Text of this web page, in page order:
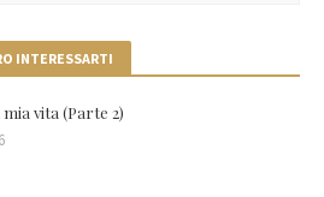
INTERESSARTI
vita (Parte 2)